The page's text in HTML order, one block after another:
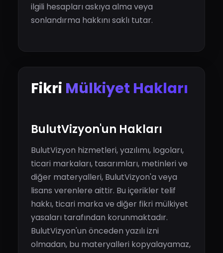
ilgili hesapları askıya alma veya
sonlandırma hakkını saklı tutar.
Fikri Mülkiyet Hakları
BulutVizyon'un Hakları
BulutVizyon hizmetleri, yazılımı, logoları,
ticari markaları, tasarımları, metinleri ve
diğer materyalleri, BulutVizyon'a veya
lisans verenlere aittir. Bu içerikler telif
hakkı, ticari marka ve diğer fikri mülkiyet
yasaları tarafından korunmaktadır.
BulutVizyon'un önceden yazılı izni
olmadan, bu materyalleri kopyalayamaz,